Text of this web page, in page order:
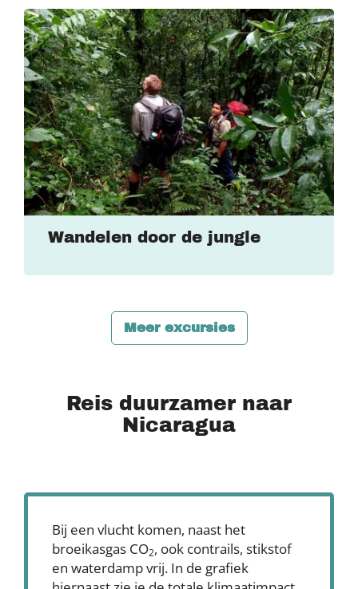
Wandelen door de jungle
Meer excursies
Reis duurzamer naar
Nicaragua
Bij een vlucht komen, naast het
broeikasgas CO2, ook contrails, stikstof
en waterdamp vrij. In de grafiek